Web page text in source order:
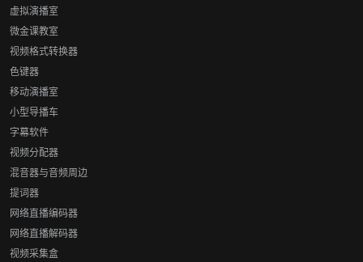
虚拟演播室
微金课教室
视频格式转换器
色键器
移动演播室
小型导播车
字幕软件
视频分配器
混音器与音频周边
提词器
网络直播编码器
网络直播解码器
视频采集盒